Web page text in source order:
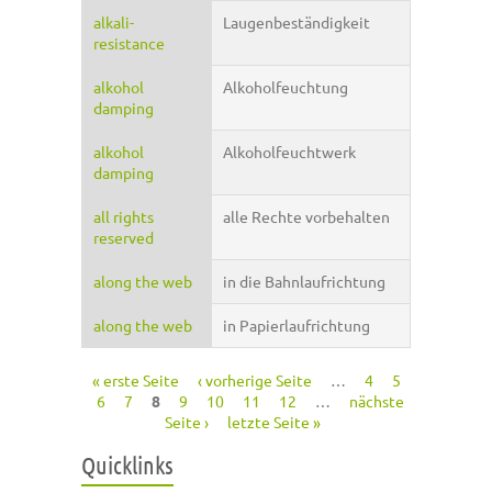
alkali-
resistance
Laugenbeständigkeit
alkohol
damping
Alkoholfeuchtung
alkohol
damping
Alkoholfeuchtwerk
all rights
reserved
alle Rechte vorbehalten
along the web in die Bahnlaufrichtung
along the web in Papierlaufrichtung
Seiten
« erste Seite ‹ vorherige Seite … 4
5
6
7 8 9 10 11 12 …
nächste
Seite ›
letzte Seite »
Quicklinks